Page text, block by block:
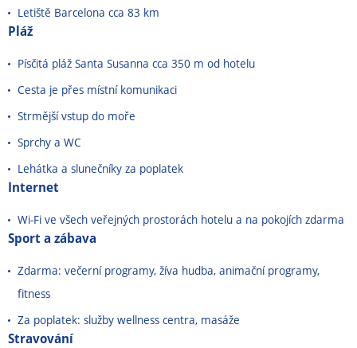
Letiště Barcelona cca 83 km
Pláž
Písčitá pláž Santa Susanna cca 350 m od hotelu
Cesta je přes místní komunikaci
Strmější vstup do moře
Sprchy a WC
Lehátka a slunečníky za poplatek
Internet
Wi-Fi ve všech veřejných prostorách hotelu a na pokojích zdarma
Sport a zábava
Zdarma: večerní programy, žíva hudba, animační programy,
fitness
Za poplatek: služby wellness centra, masáže
Stravování